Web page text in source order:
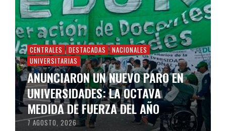
CENTRALES DESTACADAS
NACIONALES
UNIVERSITARIAS
ANUNCIARON UN NUEVO PARO EN
UNIVERSIDADES: LA OCTAVA
MEDIDA DE FUERZA DEL AÑO
7 AGOSTO, 2026